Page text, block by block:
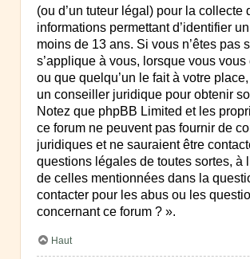
(ou d’un tuteur légal) pour la collecte
informations permettant d’identifier
moins de 13 ans. Si vous n’êtes pas
s’applique à vous, lorsque vous vous
ou que quelqu’un le fait à votre
un conseiller juridique pour obtenir
Notez que phpBB Limited et les
ce forum ne peuvent pas fournir de
juridiques et ne sauraient être
questions légales de toutes sortes, à
de celles mentionnées dans la
contacter pour les abus ou les
concernant ce forum ? ».
Haut